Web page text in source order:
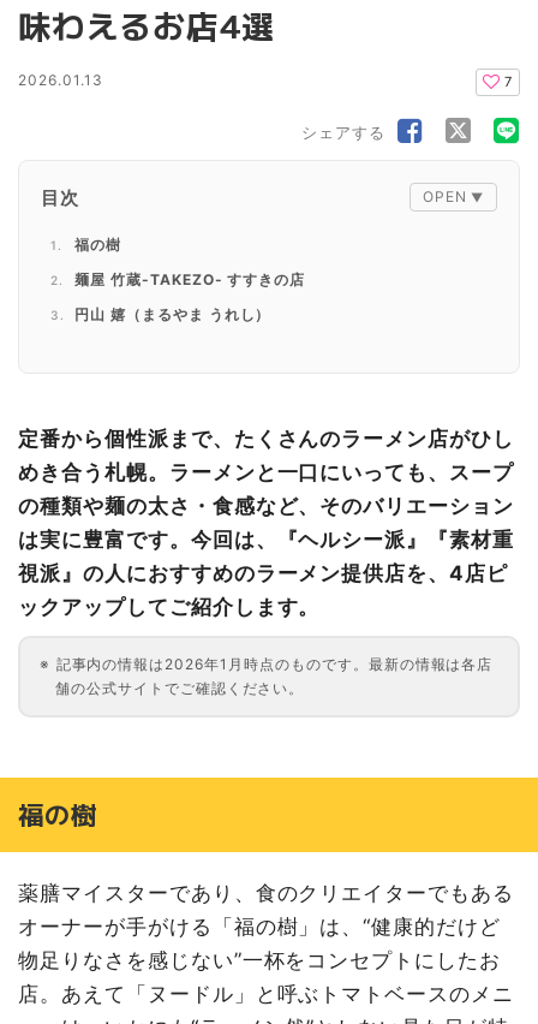
味わえるお店4選
2026.01.13 7
シェアする
目次
福の樹
麺屋 竹蔵-TAKEZO- すすきの店
円山 嬉（まるやま うれし）
定番から個性派まで、たくさんのラーメン店がひし
めき合う札幌。ラーメンと一口にいっても、スープ
の種類や麺の太さ・食感など、そのバリエーション
は実に豊富です。今回は、『ヘルシー派』『素材重
視派』の人におすすめのラーメン提供店を、4店ピ
ックアップしてご紹介します。
記事内の情報は2026年1月時点のものです。最新の情報は各店
舗の公式サイトでご確認ください。
福の樹
薬膳マイスターであり、食のクリエイターでもある
オーナーが手がける「福の樹」は、“健康的だけど
物足りなさを感じない”一杯をコンセプトにしたお
店。あえて「ヌードル」と呼ぶトマトベースのメニ